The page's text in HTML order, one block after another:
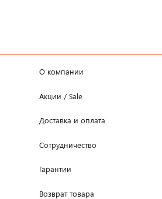
О компании
Акции / Sale
Доставка и оплата
Сотрудничество
Гарантии
Возврат товара